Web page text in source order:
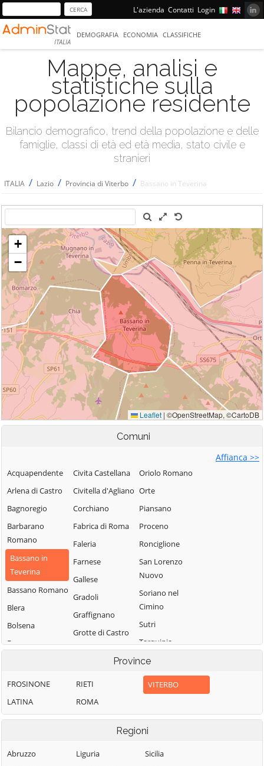
L'azienda Contatti Login
ITALIA
DEMOGRAFIA ECONOMIA CLASSIFICHE
Mappe, analisi e
statistiche sulla
popolazione residente
Bilancio demografico, trend della popolazione e delle
famiglie, classi di età ed età media, stato civile e
stranieri
ITALIA / Lazio / Provincia di Viterbo / Bassano in Teverina
Comuni
Affianca >>
Acquapendente
Arlena di Castro
Bagnoregio
Barbarano
Romano
Bassano in
Teverina
Bassano Romano
Blera
Bolsena
Bomarzo
Capodimonte
Caprarola
Civita Castellana
Civitella d'Agliano
Corchiano
Fabrica di Roma
Faleria
Farnese
Gallese
Gradoli
Graffignano
Grotte di Castro
Ischia di Castro
Lubriano
Marta
Montalto di
Monte Romano
Oriolo Romano
Orte
Piansano
Proceno
Ronciglione
San Lorenzo
Nuovo
Soriano nel
Cimino
Sutri
Tarquinia
Tessennano
Tuscania
Valentano
Vallerano
Vasanello
Vejano
Province
FROSINONE
LATINA
RIETI
ROMA
VITERBO
Regioni
Abruzzo
Liguria
Sicilia